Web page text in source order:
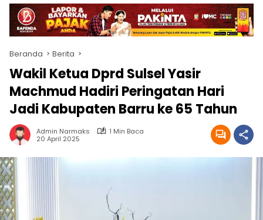
Beranda Berita
Wakil Ketua Dprd Sulsel Yasir
Machmud Hadiri Peringatan Hari
Jadi Kabupaten Barru ke 65 Tahun
Admin Narmaks
1 Min Baca
20 April 2025